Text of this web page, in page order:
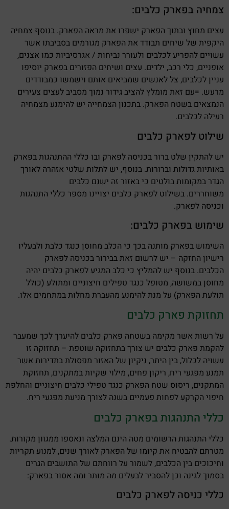
צמחיה בפארק כלבים:
עצים מחוץ ובתוך הפארק ישפרו את מראה הפארק. בנוסף צמחיה
היקפית של שיחים תבודד את הפארק מגורמים בסביבתו אשר
עשויים להפריע לכלבים ולעורר נביחות / אגרסיביות כמו אצנים,
אופניים, כלי רכב, ילדים. עצים ושיחים הפזורים בפארק יוסיפו
עניין לכלבים, צל לאנשים שמביאים אותם וישמשו כמבודדים
מרעש. =עם זאת מומלץ להציב גידור נמוך מסביב לעצים צעירים
הנמצאים בשטח הפארק. בתכנון הצמחייה יש להימנע מצמחיה
רעילה לכלבים.
שילוט לפארק כלבים
יש להתקין שלט ברור בכניסה לפארק ובו כללי ההתנהגות בפארק
באותיות גדולות וברורות. בנוסף, יש לתלות שלטי אזהרה לאורך
הגדר במקומות בולטים כי באזור זה ישנם כלבים
משוחררים. בשילוט לפארק כלבים יצויינו מספר כללי התנהגות
וכניסה לפארק.
שימוש בפארק כלבים:
השימוש בפארק מותנה בכך כי הכלב מחוסן כנגד כלבת ולבעליו
רישיון החזקה – יש לרשום זאת בבירור בכניסה לפארק
הכלבים. בנוסף יש להמליץ כי כלב המגיע לפארק כלבים יהיה
מחוסן במשושה, מטופל כנגד טפילים חיצוניים ומתולע (כולל
תולעת הפארק) על מנת להימנע מהעברת מחלות במתחמים אלו.
תחזוקת פארק כלבים
על רשות אשר מקימה בשטחה פארק כלבים להיערך לכך שמעבר
להקמת פארק כלבים יש צורך בתחזוקה שוטפת – תחזוקה זו
עשויה לכלול, בין היתר, ניקיון של האזור מפסולת בתדירות אשר
תמנע מפגעי ריח, ריקון פחים, מילוי שקיות במתקנים, תחזוקת
המתקנים, ריסוס שטח הפארק כנגד טפילי כלבים חיצוניים והחלפת
חיפוי הקרקע לפחות פעמיים בשנה לצורך מניעת מפגעי ריח.
כללי התנהגות בפארק כלבים
כללי התנהגות הרשומים מטה הינם המלצה ונאספו ממגוון מקורות.
מטרתם להבטיח את קיומו של הפארק לאורך שנים, למנוע תקריות
וחיכוכים בין הכלבים, לשמור על רווחתם של התושבים הגרים
בסמוך לגינה וכן להסביר לבעלים מה מותר ומה אסור בפארק:
כללי כניסה לפארק כלבים